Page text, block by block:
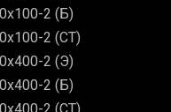
2 (Б)
2 (СТ)
2 (Э)
2 (Б)